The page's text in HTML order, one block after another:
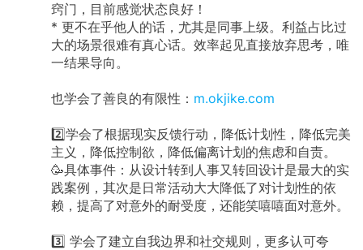
窍门，目前感觉状态良好！
* 更不在乎他人的话，尤其是同事上级。利益占比过
大的场景很难有真心话。效率起见直接放弃思考，唯
一结果导向。
也学会了善良的有限性： m.okjike.com
2️⃣学会了根据现实反馈行动，降低计划性，降低完美
主义，降低控制欲，降低偏离计划的焦虑和自责。
🥳具体事件：从设计转到人事又转回设计是最大的实
践案例，其次是日常活动大大降低了对计划性的依
赖，提高了对意外的耐受度，还能笑嘻嘻面对意外。
3️⃣ 学会了建立自我边界和社交规则，更多认可夸